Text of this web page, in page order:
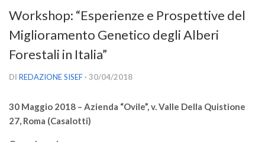
Versamento Quote di Iscrizione
Gruppi di Lavoro
Lista dei Gruppi di Lavoro SISEF
GdL Biodiversità Forestale
GdL Arboricoltura da Legno e Agroselvicoltura
Workshop: “Esperienze e Prospettive del
Miglioramento Genetico degli Alberi
Forestali in Italia”
DI REDAZIONE SISEF· 30/04/2018
30 Maggio 2018 – Azienda “Ovile”, v. Valle Della Quistione
27, Roma (Casalotti)